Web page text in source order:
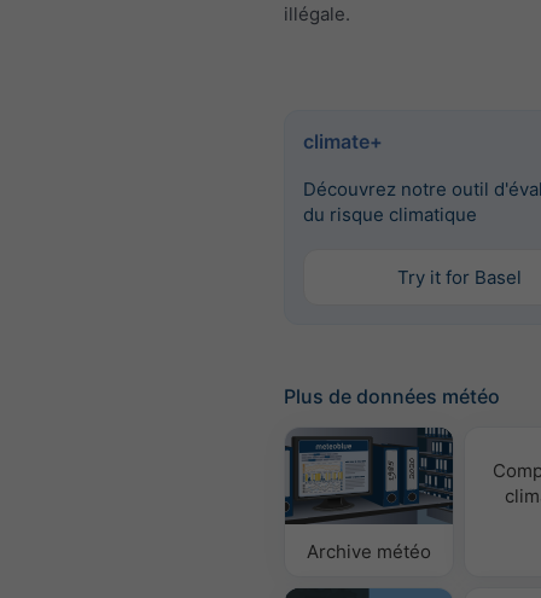
illégale.
climate+
Découvrez notre outil
du risque climatique
Try it for Basel
Plus de données météo
Archive météo